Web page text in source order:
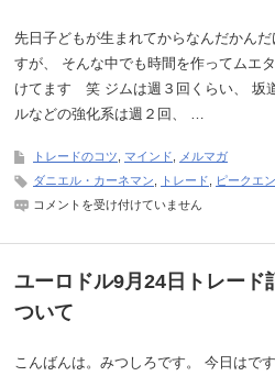
額
の
ロ
ス
ッ
を
裂
さ
っ
撃
た
先日子どもが生まれてからなんだかん
すが、 そんな中でも時間を作ってムエ
けてます 笑 ジムは週３回くらい、 坂
ルなどの強化系は週２回、 …
トレードのコツ マインド
メルマガ
ダニエル・カーネマン
トレード ピークエ
ボ
さ
た
終
コメントを受け付けていません
ユーロドル9月24日トレード
ついて
こんばんは。みつしろです。 今日はで